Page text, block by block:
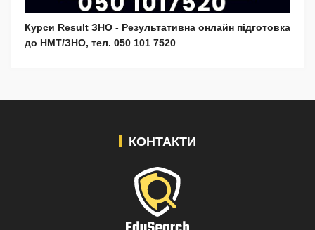
Курси Result ЗНО - Результативна онлайн підготовка
до НМТ/ЗНО, тел. 050 101 7520
КОНТАКТИ